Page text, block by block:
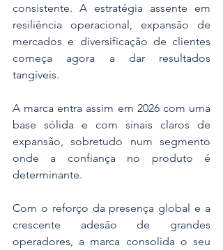
consistente. A estratégia assente em
resiliência operacional, expansão de
mercados e diversificação de clientes
começa agora a dar resultados
tangíveis.
A marca entra assim em 2026 com uma
base sólida e com sinais claros de
expansão, sobretudo num segmento
onde a confiança no produto é
determinante.
Com o reforço da presença global e a
crescente adesão de grandes
operadores, a marca consolida o seu